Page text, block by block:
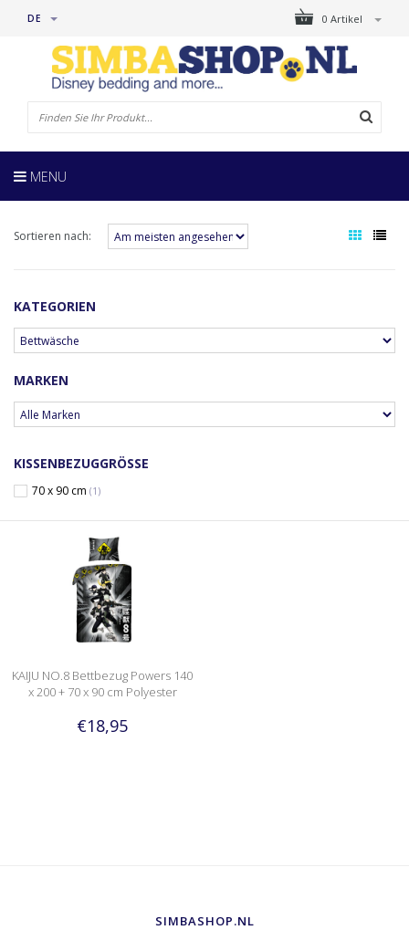
0 Artikel
DE
MENU
Sortieren nach:
KATEGORIEN
MARKEN
KISSENBEZUGGRÖSSE
70 x 90 cm (1)
KAIJU NO.8 Bettbezug Powers 140
x 200 + 70 x 90 cm Polyester
€18,95
SIMBASHOP.NL